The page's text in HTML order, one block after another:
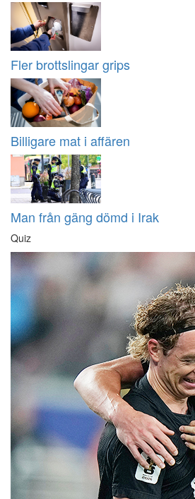
Fler brottslingar grips
Billigare mat i affären
Man från gäng dömd i Irak
Quiz